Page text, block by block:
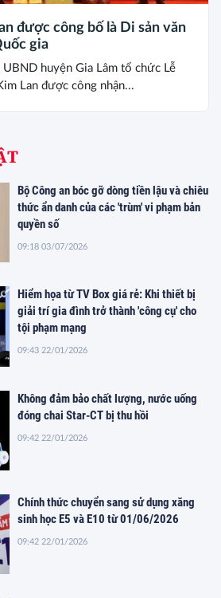
được công bố là Di sản văn
gia
huyện Gia Lâm tổ chức Lễ
Lan được công nhận...
Bộ Công an bóc gỡ dòng tiền lậu và chiêu
thức ẩn danh của các 'trùm' vi phạm bản
quyền số
09:18 03/07/2026
Hiểm họa từ TV Box giá rẻ: Khi thiết bị
giải trí gia đình trở thành 'công cụ' cho
tội phạm mạng
09:43 22/01/2026
Không đảm bảo chất lượng, nước uống
đóng chai Star-CT bị thu hồi
09:42 22/01/2026
Chính thức chuyển sang sử dụng xăng
sinh học E5 và E10 từ 01/06/2026
09:42 22/01/2026